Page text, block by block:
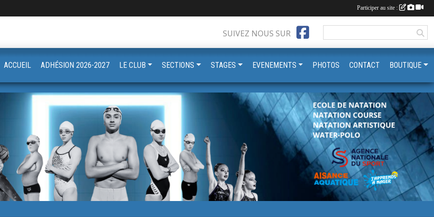
SUIVEZ NOUS SUR
ACCUEIL ADHÉSION 2026-2027 LE CLUB SECTIONS STAGES EVENEMENTS PHOTOS CONTACT BOUTIQUE
Participer au site :